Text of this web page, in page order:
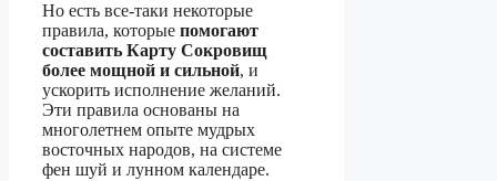
Но есть все-таки некоторые
правила, которые помогают
составить Карту Сокровищ
более мощной и сильной, и
ускорить исполнение желаний.
Эти правила основаны на
многолетнем опыте мудрых
восточных народов, на системе
фен шуй и лунном календаре.